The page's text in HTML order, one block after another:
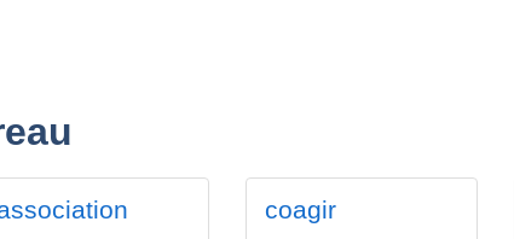
coagir